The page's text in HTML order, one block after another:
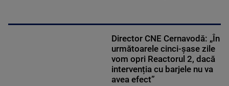
Director CNE Cernavodă: „În
următoarele cinci-șase zile
vom opri Reactorul 2, dacă
intervenția cu barjele nu va
avea efect”